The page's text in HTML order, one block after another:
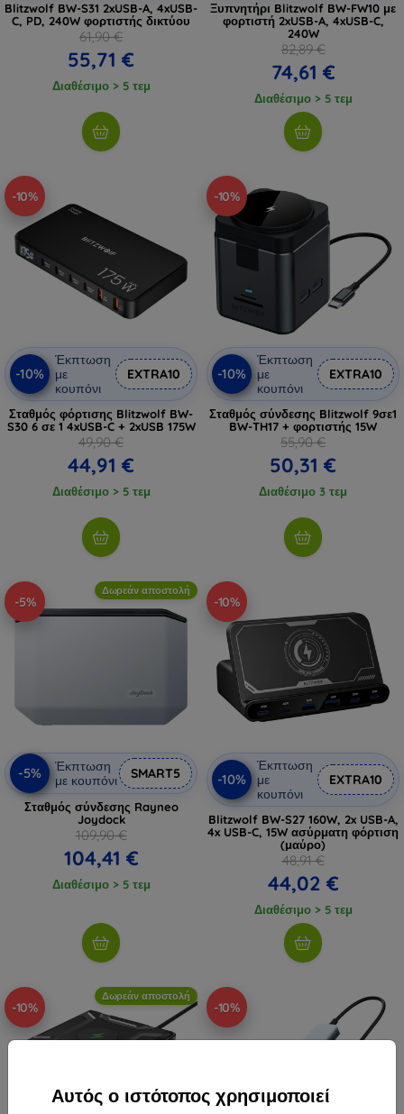
Αυτός ο ιστότοπος χρησιμοποιεί
Blitzwolf BW-S31 2xUSB-A, 4xUSB-
C, PD, 240W φορτιστής δικτύου
61,90 €
55,71 €
Διαθέσιμο > 5 τεμ
Ξυπνητήρι Blitzwolf BW-FW10 με
φορτιστή 2xUSB-A, 4xUSB-C,
240W
82,89 €
74,61 €
Διαθέσιμο > 5 τεμ
-10%
-10%
Έκπτωση
με
κουπόνι
EXTRA10
Σταθμός φόρτισης Blitzwolf BW-
S30 6 σε 1 4xUSB-C + 2xUSB 175W
49,90 €
44,91 €
Διαθέσιμο > 5 τεμ
-10%
-10%
Έκπτωση
με
κουπόνι
EXTRA10
Σταθμός σύνδεσης Blitzwolf 9σε1
BW-TH17 + φορτιστής 15W
55,90 €
50,31 €
Διαθέσιμο 3 τεμ
-5%
Δωρεάν αποστολή
-5%
Έκπτωση
με κουπόνι
SMART5
Σταθμός σύνδεσης Rayneo
Joydock
109,90 €
104,41 €
Διαθέσιμο > 5 τεμ
-10%
-10%
Έκπτωση
με
κουπόνι
EXTRA10
Blitzwolf BW-S27 160W, 2x USB-A,
4x USB-C, 15W ασύρματη φόρτιση
(μαύρο)
48,91 €
44,02 €
Διαθέσιμο > 5 τεμ
-10%
Δωρεάν αποστολή
-10%